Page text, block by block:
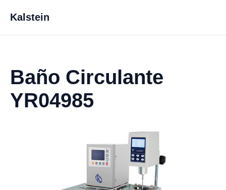
Kalstein
Baño Circulante
YR04985